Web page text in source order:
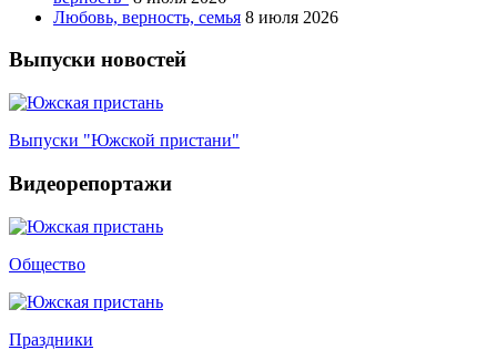
Любовь, верность, семья 8 июля 2026
Выпуски новостей
Выпуски "Южской пристани"
Видеорепортажи
Общество
Праздники